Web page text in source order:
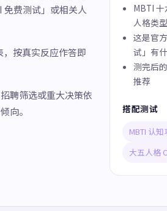
费测试」或相关人
，按真实反应作答即
聘筛选或重大决策依
向。
MBTI
人格类
这是官
试」有
测完后
推荐
搭配测试
MBTI 认
大五人格